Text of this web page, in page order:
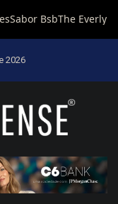
2026
por Brasília